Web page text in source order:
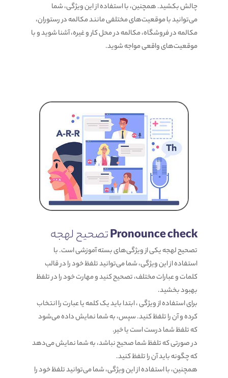
چالش بکشید. همچنین، با استفاده از این ویژگی، شما
می‌توانید با موقعیت‌های مختلفی مانند مکالمه در رستوران،
مکالمه در فروشگاه، مکالمه در محل کار و غیره، آشنا شوید و با
موقعیت‌های واقعی مواجه شوید.
Pronounce checkتصحیح لهجه
تصحیح لهجه یکی از ویژگی‌های بسته آموزشی است. با
استفاده از این ویژگی، شما می‌توانید تلفظ خود را در قالب
کلمات و عبارات مختلف، تصحیح کنید و مهارت خود را در تلفظ
بهبود بخشید.
برای استفاده از ویژگی ، ابتدا باید یک کلمه یا عبارت را انتخاب
کرده و آن را تلفظ کنید. سپس، به شما نمایش داده می‌شود
که تلفظ شما درست است یا خیر.
در صورتی که تلفظ شما صحیح نباشد، به شما نمایش می‌دهد
که چگونه باید آن را تلفظ کنید.
همچنین، با استفاده از این ویژگی، شما می‌توانید تلفظ خود را